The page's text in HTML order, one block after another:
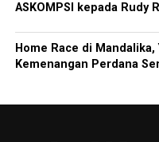
ASKOMPSI kepada Rudy
Home Race di
Kemenangan Perdana